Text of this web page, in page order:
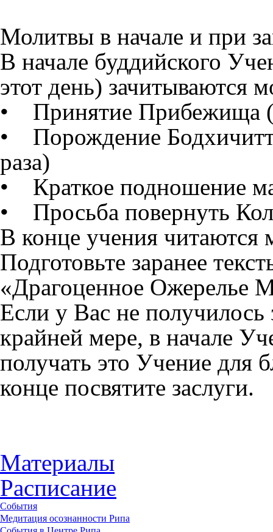
Молитвы в начале и при
В начале буддийского
этот день) зачитываются
• Принятие Прибежища
• Порождение
раза)
• Краткое подношение
• Просьба повернуть
В конце учения читаются
Подготовьте заранее
«Драгоценное Ожерелье
Если у Вас не
крайней мере, в начале
получать это Учение для
конце посвятите заслуги.
Материалы
Расписание
События
Медитация осознанности Рипа